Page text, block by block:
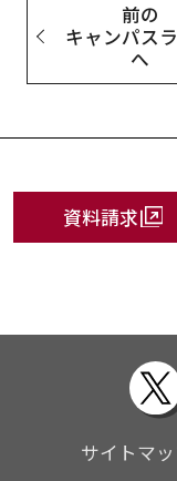
前の
キャンパス
へ
資料請求
サイトマ